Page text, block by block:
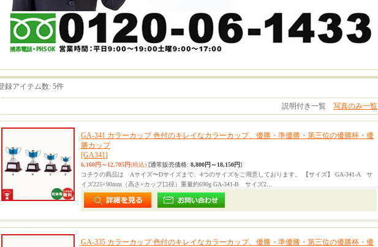
録アイテム数: 5件
説明付き一覧 写真のみ一覧
GA-341 カラーカップ 色付のキレイなカラーカップ、優勝・準優勝・第三位の優勝杯・優
勝カップ
[GA341]
6,160円～12,705円(税込) [通常販売価格: 8,800円～18,150円]
コチラの商品は Aサイズ〜Dサイズまで、4つのサイズをご用意しております。 【サイズ】 GA-341-A サ
イズ225×90mm（高さ×カップ口径）重量約690g GA-341-B サイズ2…
GA-335 カラーカップ 色付のキレイなカラーカップ、優勝・準優勝・第三位の優勝杯・優